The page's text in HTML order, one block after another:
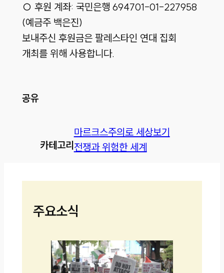
○ 후원 계좌: 국민은행 694701-01-227958
(예금주 백은진)
보내주신 후원금은 팔레스타인 연대 집회
개최를 위해 사용합니다.
공유
카테고리
마르크스주의로 세상보기
전쟁과 위험한 세계
주요소식